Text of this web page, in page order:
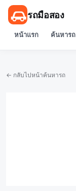
รถมือสอง
หน้าแรก ค้นหารถ
← กลับไปหน้าค้นหารถ